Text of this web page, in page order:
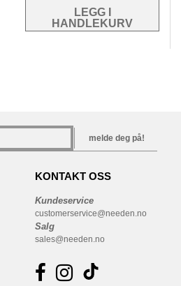
melde deg på!
KONTAKT OSS
Kundeservice
customerservice@needen.no
Salg
sales@needen.no